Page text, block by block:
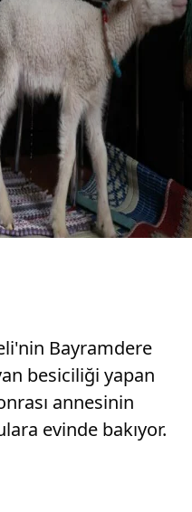
Bayramdere
besiciliği yapan
annesinin
evinde bakıyor.